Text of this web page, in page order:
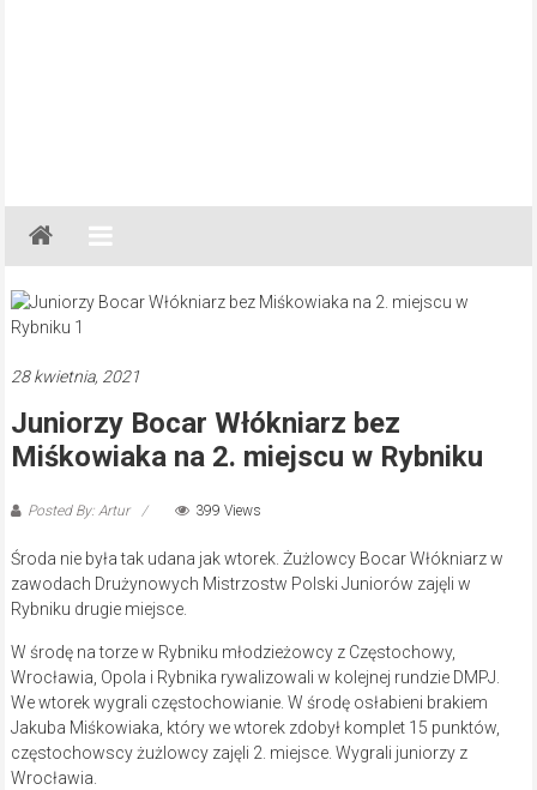
Gazeta
Regionalna
Częstochowa,
Kłobuck,
Myszków
28 kwietnia, 2021
Juniorzy Bocar Włókniarz bez
Miśkowiaka na 2. miejscu w Rybniku
Posted By: Artur 399 Views
Środa nie była tak udana jak wtorek. Żużlowcy Bocar Włókniarz w
zawodach Drużynowych Mistrzostw Polski Juniorów zajęli w
Rybniku drugie miejsce.
W środę na torze w Rybniku młodzieżowcy z Częstochowy,
Wrocławia, Opola i Rybnika rywalizowali w kolejnej rundzie DMPJ.
We wtorek wygrali częstochowianie. W środę osłabieni brakiem
Jakuba Miśkowiaka, który we wtorek zdobył komplet 15 punktów,
częstochowscy żużlowcy zajęli 2. miejsce. Wygrali juniorzy z
Wrocławia.